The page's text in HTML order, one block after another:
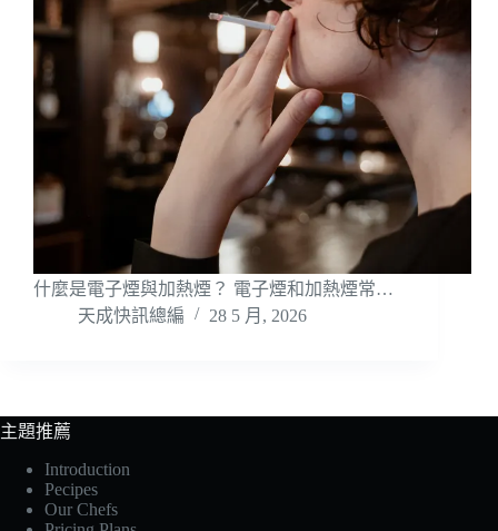
什麼是電子煙與加熱煙？ 電子煙和加熱煙常…
天成快訊總編
28 5 月, 2026
主題推薦
Introduction
Pecipes
Our Chefs